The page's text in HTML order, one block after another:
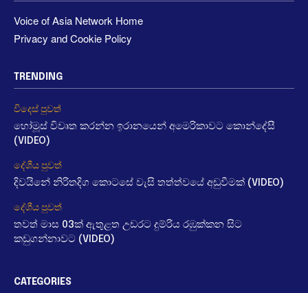
Voice of Asia Network Home
Privacy and Cookie Policy
TRENDING
විදෙස් පුවත්
හෝමූස් විවෘත කරන්න ඉරානයෙන් අමෙරිකාවට කොන්දේසී
(VIDEO)
දේශීය පුවත්
දිවයිනේ නිරිතදිග කොටසේ වැසි තත්ත්වයේ අඩුවීමක් (VIDEO)
දේශීය පුවත්
තවත් මාස 03ක් ඇතුළත උඩරට දුම්රිය රඹුක්කන සිට
කඩුගන්නාවට (VIDEO)
CATEGORIES